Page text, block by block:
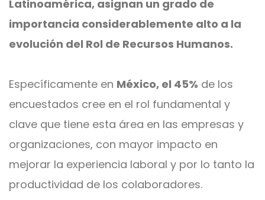
Latinoamérica, asignan un grado de
importancia considerablemente alto a la
evolución del Rol de Recursos Humanos.
Específicamente en México, el 45% de los
encuestados cree en el rol fundamental y
clave que tiene esta área en las empresas y
organizaciones, con mayor impacto en
mejorar la experiencia laboral y por lo tanto la
productividad de los colaboradores.